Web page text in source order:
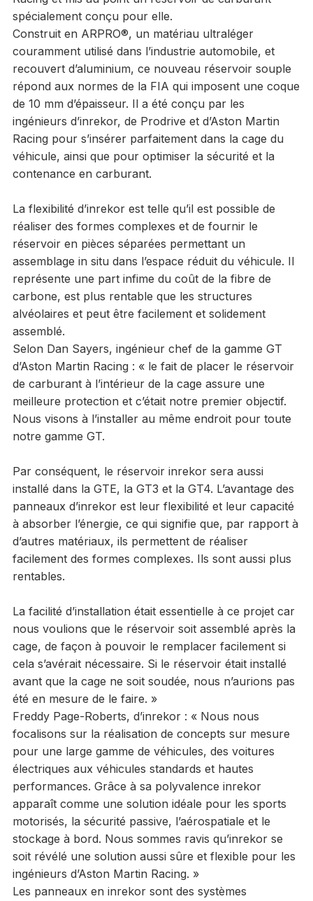
spécialement conçu pour elle.
Construit en ARPRO®, un matériau ultraléger
couramment utilisé dans l’industrie automobile, et
recouvert d’aluminium, ce nouveau réservoir souple
répond aux normes de la FIA qui imposent une coque
de 10 mm d’épaisseur. Il a été conçu par les
ingénieurs d’inrekor, de Prodrive et d’Aston Martin
Racing pour s’insérer parfaitement dans la cage du
véhicule, ainsi que pour optimiser la sécurité et la
contenance en carburant.
La flexibilité d’inrekor est telle qu’il est possible de
réaliser des formes complexes et de fournir le
réservoir en pièces séparées permettant un
assemblage in situ dans l’espace réduit du véhicule. Il
représente une part infime du coût de la fibre de
carbone, est plus rentable que les structures
alvéolaires et peut être facilement et solidement
assemblé.
Selon Dan Sayers, ingénieur chef de la gamme GT
d’Aston Martin Racing : « le fait de placer le réservoir
de carburant à l’intérieur de la cage assure une
meilleure protection et c’était notre premier objectif.
Nous visons à l’installer au même endroit pour toute
notre gamme GT.
Par conséquent, le réservoir inrekor sera aussi
installé dans la GTE, la GT3 et la GT4. L’avantage des
panneaux d’inrekor est leur flexibilité et leur capacité
à absorber l’énergie, ce qui signifie que, par rapport à
d’autres matériaux, ils permettent de réaliser
facilement des formes complexes. Ils sont aussi plus
rentables.
La facilité d’installation était essentielle à ce projet car
nous voulions que le réservoir soit assemblé après la
cage, de façon à pouvoir le remplacer facilement si
cela s’avérait nécessaire. Si le réservoir était installé
avant que la cage ne soit soudée, nous n’aurions pas
été en mesure de le faire. »
Freddy Page-Roberts, d’inrekor : « Nous nous
focalisons sur la réalisation de concepts sur mesure
pour une large gamme de véhicules, des voitures
électriques aux véhicules standards et hautes
performances. Grâce à sa polyvalence inrekor
apparaît comme une solution idéale pour les sports
motorisés, la sécurité passive, l’aérospatiale et le
stockage à bord. Nous sommes ravis qu’inrekor se
soit révélé une solution aussi sûre et flexible pour les
ingénieurs d’Aston Martin Racing. »
Les panneaux en inrekor sont des systèmes